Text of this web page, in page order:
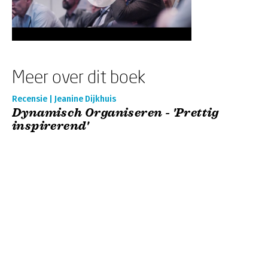
Meer over dit boek
Recensie | Jeanine Dijkhuis
Dynamisch Organiseren - 'Prettig
inspirerend'